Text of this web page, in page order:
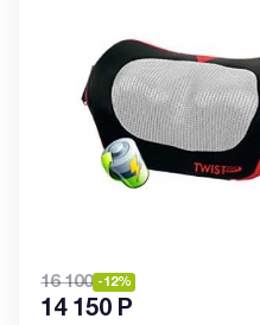
16 100 -12%
14 150 Р